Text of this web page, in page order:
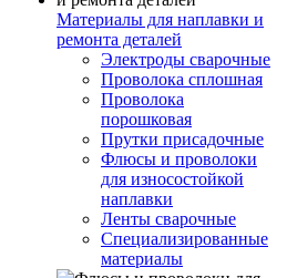
Материалы для наплавки и
ремонта деталей
Электроды сварочные
Проволока сплошная
Проволока
порошковая
Прутки присадочные
Флюсы и проволоки
для износостойкой
наплавки
Ленты сварочные
Специализированные
материалы